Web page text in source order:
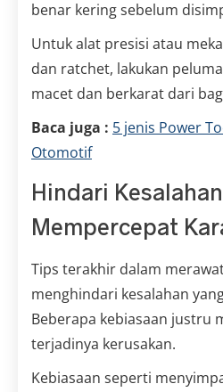
benar kering sebelum
Untuk alat presisi atau
dan ratchet, lakukan
macet dan berkarat dari
Baca juga : 5 jenis Power
Otomotif
Hindari
Mempercepat
Tips terakhir dalam
menghindari kesalahan
Beberapa kebiasaan justru
terjadinya kerusakan.
Kebiasaan seperti